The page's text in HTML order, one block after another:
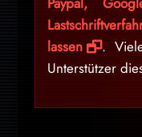
lassen
.
Unterstützer